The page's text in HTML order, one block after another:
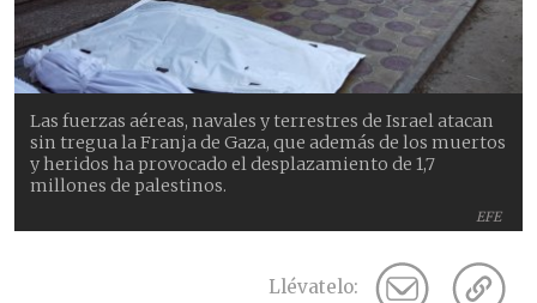
EFE
Las fuerzas aéreas, navales y terrestres de Israel atacan
sin tregua la Franja de Gaza, que además de los muertos
y heridos ha provocado el desplazamiento de 1,7
millones de palestinos.
Llévatelo: